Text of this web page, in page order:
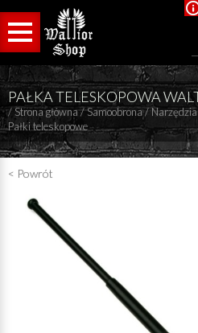
PAŁKA TELESKOPOWA
/Strona główna/Samoobrona/
Pałki teleskopowe
< Powrót